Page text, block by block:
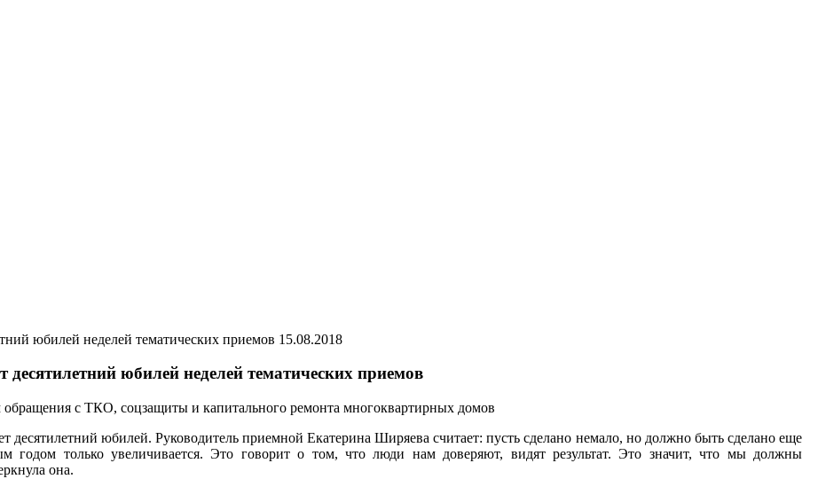
15.08.2018
юбилей неделей тематических приемов
обращения с ТКО, соцзащиты и капитального ремонта многоквартирных домов
десятилетний юбилей. Руководитель приемной Екатерина Ширяева считает: пусть сделано немало, но должно быть сделано еще
только увеличивается. Это говорит о том, что люди нам доверяют, видят результат. Это значит, что мы должны
она.